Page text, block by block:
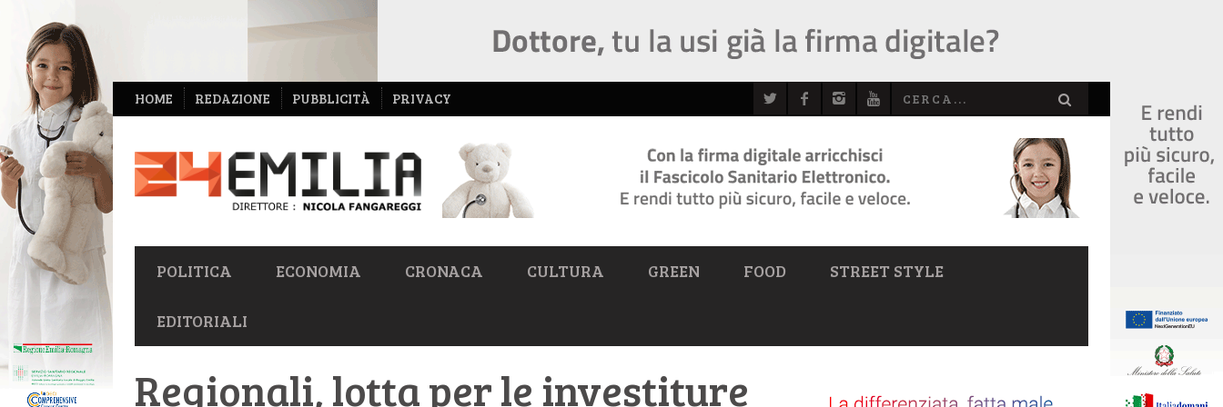
NAVIGAZIONE
SECONDARIA
HOME REDAZIONE PUBBLICITÀ PRIVACY
NAVIGAZIONE
PRIMARIA
POLITICA ECONOMIA CRONACA CULTURA GREEN FOOD STREET STYLE
EDITORIALI
Regionali, lotta per le investiture